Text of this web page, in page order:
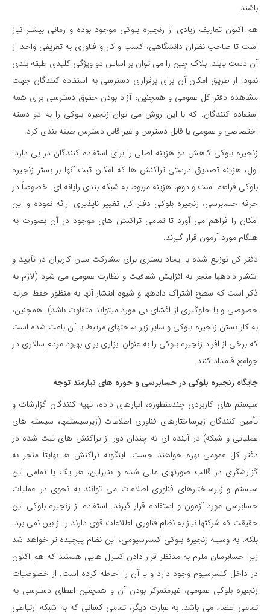
باشند.
هم اکنون تعاریف زیادی از زنجیره بلوکی موجود بوده و زمانی بیشتر نیاز
است تا صاحب نظران دانشگاهی، کسب و کار و فناوری به تعریفی واحد از
آن دست یابند. بلاک چین را می توان بر اساس دو ویژگی کلیدی طبقه بندی
نمود. از طریق امکان آن برای برقراری دسترسی به استفاده کنندگان جهت
مشاهده دفتر کل عمومی و همچنین، آزاد بودن حقوق دسترسی برای همه
استفاده کنندگان. که با این روش می توان زنجیره بلوکی را به دو دسته
اختصاصی و عمومی یا قابل دسترس و غیر قابل دسترس طبقه بندی کرد.
زنجیره بلوکی کاهش دو هزینه اصلی را برای استفاده کنندگان در پی دارد:
اول، هزینه تصدیق درستی تراکنش ها که امکان ثبت آنها بر بستر زنجیره
بلوکی فراهم است و دوم، هزینه مربوط به شبکه بندی رایانه ای. خصوصاً در
حرفه حسابرسی، زنجیره بلوکی دفتر کل تغییر ناپذیری ارائه نموده و این
امکان را فراهم می آورد تا تمامی تراکنش های موجود در آن بصورت به
هنگام مورد آزمون قرار گیرند.
دفتر کل توزیع شده با ایجاد بستری برای مشارکت میان کاربران در تأیید و
انتشار داده­ها منجر به افزایش شفافیت و نظارت عمومی می شود (لازم به
ذکر است که سطح اشتراک داده­ها و شیوه انتشار آنها به منظور حفظ حریم
خصوصی و یا جلوگیری از افشای بی مورد می­تواند متفاوت باشد). همچنین،
به کار بستن زنجیره بلوکی و سایر زیر ساخت­های مرتبط با آن باعث شده است
که برخی از افراد زنجیره بلوکی را به عنوان ابزاری برای بهبود مردم سالاری در
جوامع قلمداد کنند.
جایگاه زنجیره بلوکی در حسابرسی و حوزه های نیازمند توجه
سیستم های کاربردی چندمنظوره، انبارهای داده، تهیه کنندگان گزارشات و
تأمین کنندگان زیرساختارهای فناوری اطلاعات (زیرسیستم­ها، سیستم های
عملیاتی و شبکه) در آینده ای نه چندان دور از تراکنش های ثبت شده در
دفتر کل عمومی بهره خواهند جست. اینگونه تراکنش ها نهایتاً منجر به
گزارشگری در قالب صورتهای مالی شده و بنابراین، هر یک یا تمامی این
سیستم و زیرساختارهای فناوری اطلاعات می توانند به نحوی در عملیات
حسابرسی مورد آزمون و استفاده قرار گیرند. استفاده از زنجیره بلوکی این
حقیقت که شرکتها نیاز به نظام فناوری اطلاعات قوی دارند را از بین نمی برد.
بلکه، به وسیله زنجیره بلوکی کنسرسیومی، این نظام پیچیده تر خواهد شد
زیرا حسابرسان ملزم به مدنظر قرار دادن کنترل هایی هستند که هم اکنون
در داخل کنسرسیوم وجود دارد و یا آن را احاطه کرده است. از خصوصیات
زنجیره بلوکی عمومی، غیرمتمرکز بودن آن و همچنین اعطای دسترسی به
تمامی اعضاء می باشد. به عبارت دیگر، تمامی کسانی که به شبکه ارتباطی